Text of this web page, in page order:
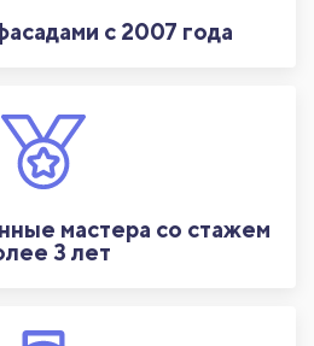
с 2007 года
мастера со стажем
3 лет